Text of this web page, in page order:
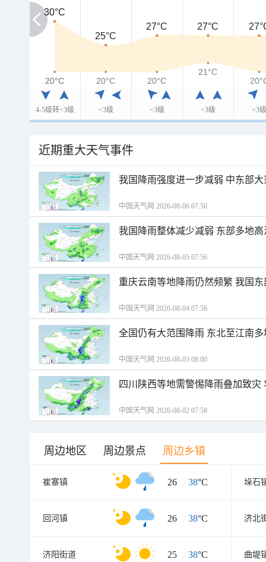
4-5级转<3级 <3级 <3级 <3级 <3级
30°C
30°C
25°C
27°C 27°C
20°C
20°C 20°C 20°C
21°C
近期重大天气事件
我国降雨强度进一步减弱 中东部
中国天气网 2026-08-06 07:50
我国降雨整体减少减弱 东部多地
中国天气网 2026-08-05 07:56
重庆云南等地降雨仍然频繁 我国
中国天气网 2026-08-04 07:56
全国仍有大范围降雨 东北至江南
中国天气网 2026-08-03 08:00
四川陕西等地需警惕降雨叠加致
中国天气网 2026-08-02 07:58
周边地区 周边景点 周边乡镇
崔寨镇 26 / 38°C 垛石
回河镇 26 / 38°C 济北
济阳街道 25 / 38°C 曲堤